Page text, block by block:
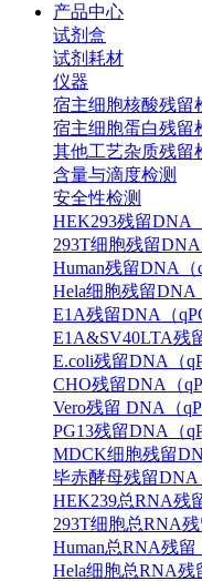
产品中心
试剂盒
试剂耗材
仪器
宿主细胞核酸残留
宿主细胞蛋白残留
其他工艺杂质残留
含量与滴度检测
安全性检测
HEK293残留DNA
293T细胞残留
Human残留DNA
Hela细胞残留DNA
E1A残留DNA（
E1A&SV40LTA残
E.coli残留DNA（
CHO残留DNA（
Vero残留 DNA（
PG13残留DNA（
MDCK细胞残留
毕赤酵母残留DNA
HEK239总RNA残
293T细胞总RNA
Human总RNA残
Hela细胞总RNA残